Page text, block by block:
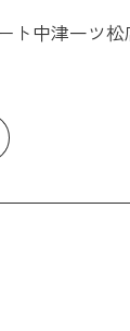
ト中津一ツ松